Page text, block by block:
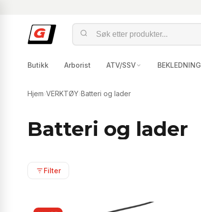
Butikk Arborist ATV/SSV BEKLEDNING
Hjem›VERKTØY›Batteri og lader
Batteri og lader
Filter